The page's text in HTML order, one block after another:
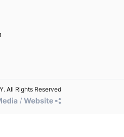
All Rights Reserved